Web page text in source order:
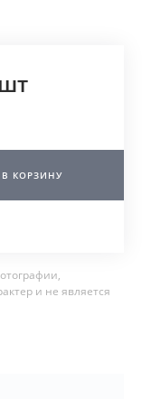
шт
В КОРЗИНУ
и не является